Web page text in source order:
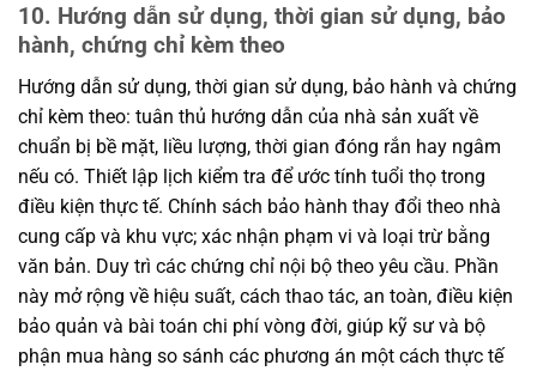
10. Hướng dẫn sử dụng, thời gian sử dụng, bảo
hành, chứng chỉ kèm theo
Hướng dẫn sử dụng, thời gian sử dụng, bảo hành và chứng
chỉ kèm theo: tuân thủ hướng dẫn của nhà sản xuất về
chuẩn bị bề mặt, liều lượng, thời gian đóng rắn hay ngâm
nếu có. Thiết lập lịch kiểm tra để ước tính tuổi thọ trong
điều kiện thực tế. Chính sách bảo hành thay đổi theo nhà
cung cấp và khu vực; xác nhận phạm vi và loại trừ bằng
văn bản. Duy trì các chứng chỉ nội bộ theo yêu cầu. Phần
này mở rộng về hiệu suất, cách thao tác, an toàn, điều kiện
bảo quản và bài toán chi phí vòng đời, giúp kỹ sư và bộ
phận mua hàng so sánh các phương án một cách thực tế